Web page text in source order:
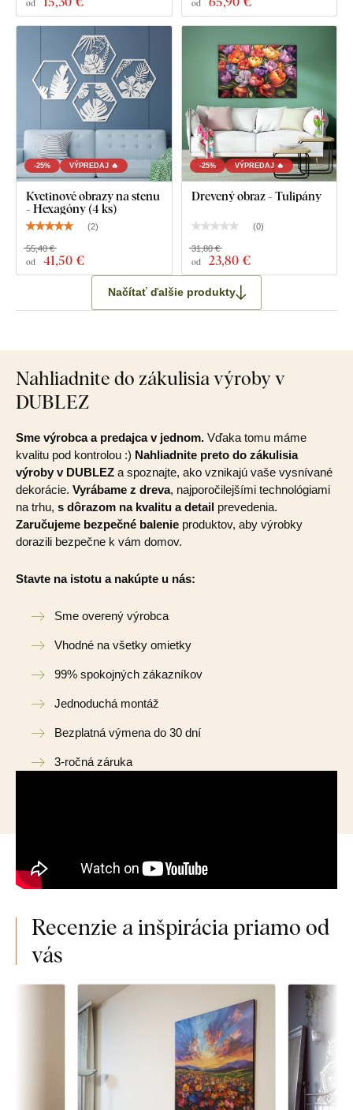
od od
-25% VÝPREDAJ 🔥
Kvetinové obrazy na stenu
- Hexagóny (4 ks)
(2)
od 41,50 €
55,40 €
-25% VÝPREDAJ 🔥
Drevený obraz - Tulipány
(0)
od 23,80 €
31,80 €
Načítať ďalšie produkty
Nahliadnite do zákulisia výroby v
DUBLEZ
Sme výrobca a predajca v jednom. Vďaka tomu máme
kvalitu pod kontrolou :) Nahliadnite preto do zákulisia
výroby v DUBLEZ a spoznajte, ako vznikajú vaše vysnívané
dekorácie. Vyrábame z dreva, najporočilejšími technológiami
na trhu, s dôrazom na kvalitu a detail prevedenia.
Zaručujeme bezpečné balenie produktov, aby výrobky
dorazili bezpečne k vám domov.
Stavte na istotu a nakúpte u nás:
Sme overený výrobca
Vhodné na všetky omietky
99% spokojných zákazníkov
Jednoduchá montáž
Bezplatná výmena do 30 dní
3-ročná záruka
Recenzie a inšpirácia priamo od
vás